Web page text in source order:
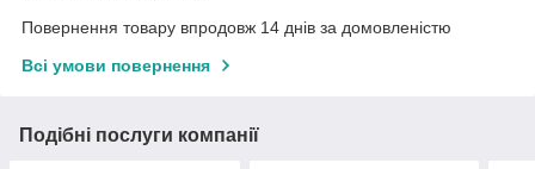
Повернення товару впродовж 14 днів за домовленістю
Всі умови повернення
Подібні послуги компанії